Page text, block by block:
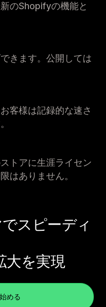
のShopifyの機能と
きます。公開しては
客様は記録的な速さ
トアに生涯ライセン
はありません。
スピーディ
大を実現
める